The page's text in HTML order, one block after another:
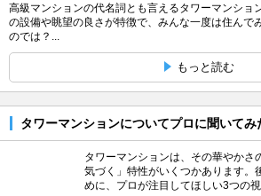
高級マンションの代名詞とも言えるタワーマンショ
の設備や眺望の良さが特徴で、みんな一度は住んで
のでは？...
もっと読む
タワーマンションについてプロに聞いてみ
タワーマンションは、その華やかさ
気づく」特性がいくつかあります。
めに、プロが注目してほしい3つの